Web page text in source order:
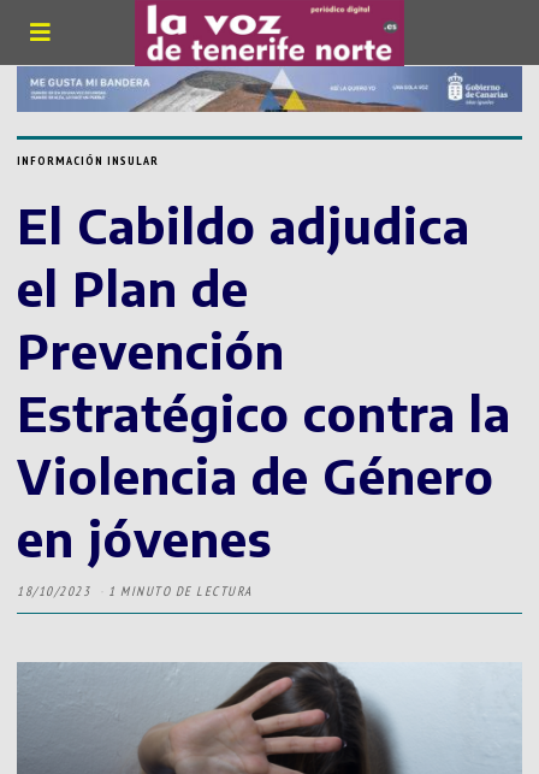
INFORMACIÓN INSULAR
El Cabildo adjudica
el Plan de
Prevención
Estratégico contra la
Violencia de Género
en jóvenes
18/10/2023 1 MINUTO DE LECTURA